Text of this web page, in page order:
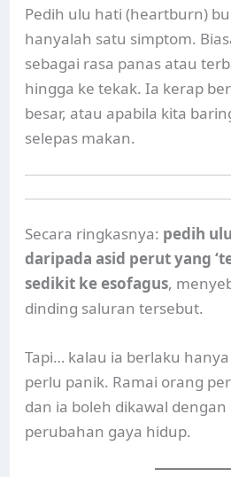
Pedih ulu hati (heartburn)
hanyalah satu simptom.
sebagai rasa panas atau
hingga ke tekak. Ia kerap
besar, atau apabila kita
selepas makan.
Secara ringkasnya: pedih
daripada asid perut yang
sedikit ke esofagus,
dinding saluran tersebut.
Tapi… kalau ia berlaku
perlu panik. Ramai orang
dan ia boleh dikawal
perubahan gaya hidup.